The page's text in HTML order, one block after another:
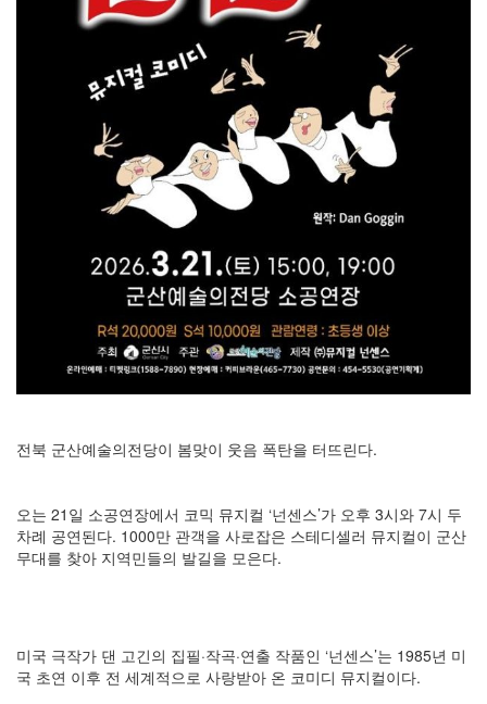
전북 군산예술의전당이 봄맞이 웃음 폭탄을 터뜨린다.
오는 21일 소공연장에서 코믹 뮤지컬 ‘넌센스’가 오후 3시와 7시 두
차례 공연된다. 1000만 관객을 사로잡은 스테디셀러 뮤지컬이 군산
무대를 찾아 지역민들의 발길을 모은다.
미국 극작가 댄 고긴의 집필·작곡·연출 작품인 ‘넌센스’는 1985년 미
국 초연 이후 전 세계적으로 사랑받아 온 코미디 뮤지컬이다.